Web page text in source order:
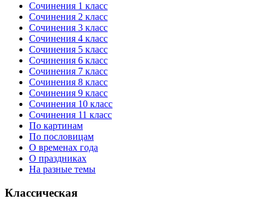
Сочинения 1 класс
Сочинения 2 класс
Сочинения 3 класс
Сочинения 4 класс
Сочинения 5 класс
Сочинения 6 класс
Сочинения 7 класс
Сочинения 8 класс
Сочинения 9 класс
Сочинения 10 класс
Сочинения 11 класс
По картинам
По пословицам
О временах года
О праздниках
На разные темы
Классическая